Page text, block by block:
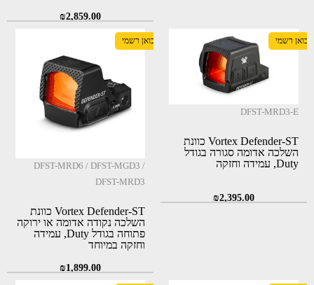
₪2,859.00
יבואן רשמי
DFST-MRD3-E
Vortex Defender-ST כוונת
השלכה אדומה סגורה בגודל
Duty, עמידה וחזקה
₪2,395.00
יבואן רשמי
DFST-MRD6 / DFST-MGD3 /
DFST-MRD3
Vortex Defender-ST כוונת
השלכה נקודה אדומה או ירוקה
פתוחה בגודל Duty, עמידה
וחזקה במיוחד
₪1,899.00